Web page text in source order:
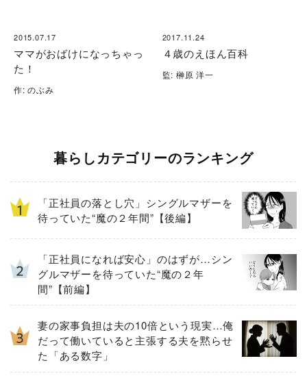
2015.07.17
ママがおばけになっちゃっ
た！
作: のぶみ
2017.11.24
４歳のえほん百科
監: 榊原 洋一
暮らしカテゴリーのランキング
「正社員の落とし穴」シングルマザーを
待っていた“魔の２年間”【後編】
「正社員になれば安心」のはずが…シン
グルマザーを待っていた“魔の２年
間”【前編】
妻の家事負担は夫の10倍という現実…俺
だって働いていると主張する夫を黙らせ
た「ある数字」